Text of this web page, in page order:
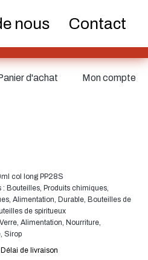
Pulvérisateur fin
Bouteilles de vin et de
nous Contact
d'achat Mon compte
col long PP28S
: Bouteilles, Produits chimiques,
, Alimentation, Durable, Bouteilles de
de spiritueux
Verre, Alimentation, Nourriture,
, Sirop
de livraison